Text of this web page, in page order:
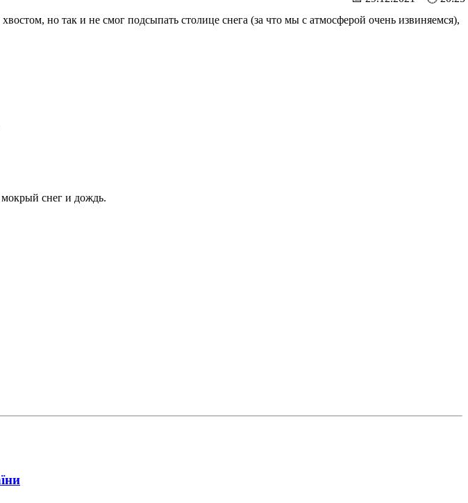
но так и не смог подсыпать столице снега (за что мы с атмосферой очень извиняемся),
мокрый снег и дождь.